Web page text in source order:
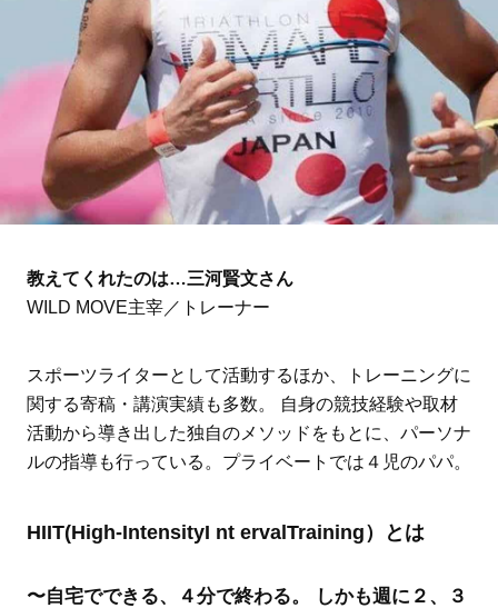
教えてくれたのは…三河賢文さん
WILD MOVE主宰／トレーナー
スポーツライターとして活動するほか、トレーニングに
関する寄稿・講演実績も多数。 自身の競技経験や取材
活動から導き出した独自のメソッドをもとに、パーソナ
ルの指導も行っている。プライベートでは４児のパパ。
HIIT(High-IntensityI nt ervalTraining）とは
〜自宅でできる、４分で終わる。 しかも週に２、３